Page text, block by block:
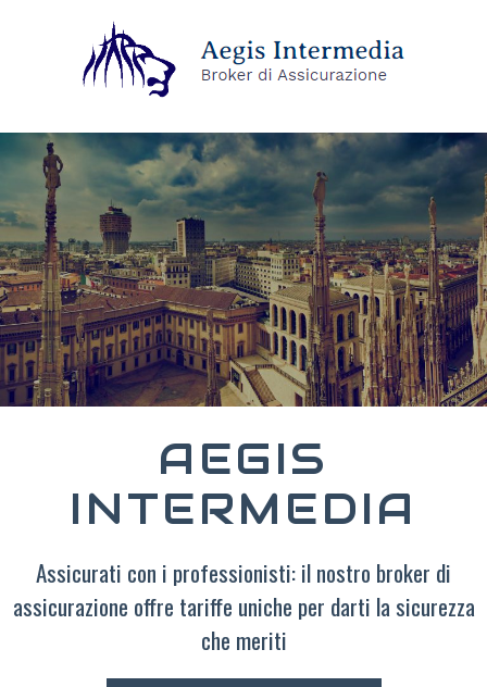
AEGIS
INTERMEDIA
Assicurati con i professionisti: il nostro broker di
assicurazione offre tariffe uniche per darti la sicurezza
che meriti